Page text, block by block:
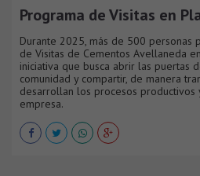
Programa de Visitas en
Durante 2025, más de 500 personas
de Visitas de Cementos Avellaneda
iniciativa que busca abrir las puertas
comunidad y compartir, de manera
desarrollan los procesos
empresa.